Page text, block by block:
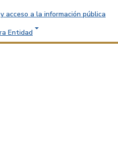
acceso a la información pública
Entidad